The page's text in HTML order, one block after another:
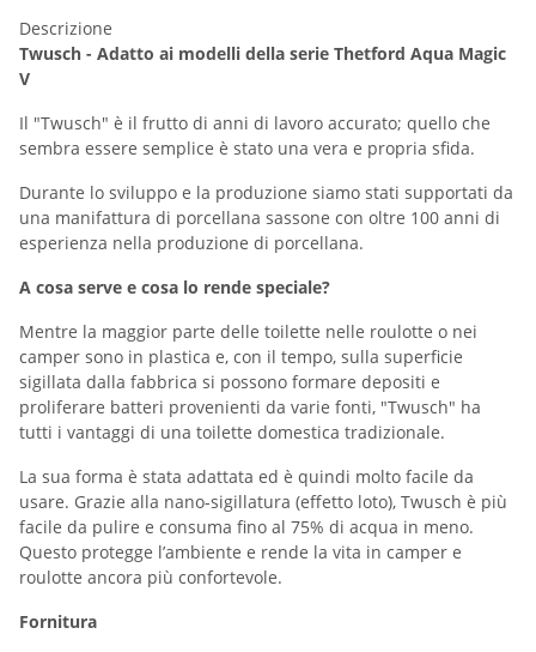
Descrizione
Twusch - Adatto ai modelli della serie Thetford Aqua Magic
V
Il "Twusch" è il frutto di anni di lavoro accurato; quello che
sembra essere semplice è stato una vera e propria sfida.
Durante lo sviluppo e la produzione siamo stati supportati da
una manifattura di porcellana sassone con oltre 100 anni di
esperienza nella produzione di porcellana.
A cosa serve e cosa lo rende speciale?
Mentre la maggior parte delle toilette nelle roulotte o nei
camper sono in plastica e, con il tempo, sulla superficie
sigillata dalla fabbrica si possono formare depositi e
proliferare batteri provenienti da varie fonti, "Twusch" ha
tutti i vantaggi di una toilette domestica tradizionale.
La sua forma è stata adattata ed è quindi molto facile da
usare. Grazie alla nano-sigillatura (effetto loto), Twusch è più
facile da pulire e consuma fino al 75% di acqua in meno.
Questo protegge l’ambiente e rende la vita in camper e
roulotte ancora più confortevole.
Fornitura